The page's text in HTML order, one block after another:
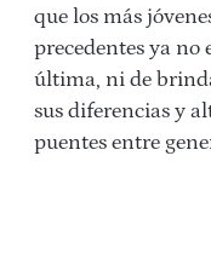
que los más
precedentes ya no
última, ni de
sus diferencias y
puentes entre